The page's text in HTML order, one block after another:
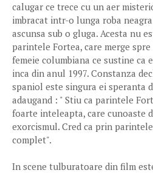
calugar ce trece cu un aer
imbracat intr-o lunga roba
ascunsa sub o gluga. Acesta nu
parintele Fortea, care merge
femeie columbiana ce sustine ca
inca din anul 1997. Constanza
spaniol este singura ei speranta
adaugand : " Stiu ca parintele
foarte inteleapta, care cunoaste
exorcismul. Cred ca prin
complet".
In scene tulburatoare din film